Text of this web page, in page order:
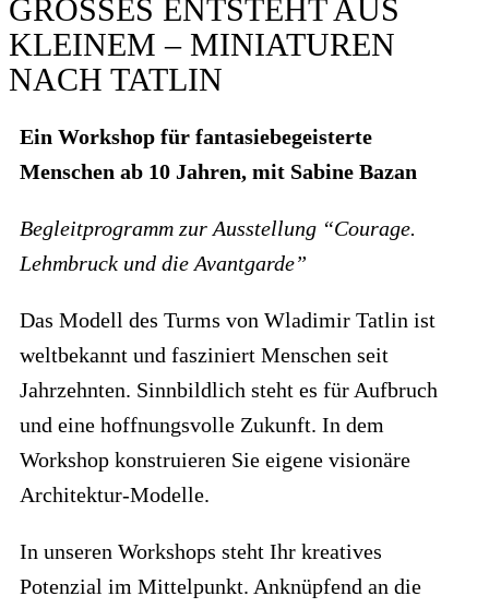
GROSSES ENTSTEHT AUS K
LEINEM – MINIATUREN N
ACH TATLIN
Ein Workshop für fantasiebegeisterte
Menschen ab 10 Jahren, mit Sabine Bazan
Begleitprogramm zur Ausstellung “Courage.
Lehmbruck und die Avantgarde”
Das Modell des Turms von Wladimir Tatlin ist
weltbekannt und fasziniert Menschen seit
Jahrzehnten. Sinnbildlich steht es für Aufbruch
und eine hoffnungsvolle Zukunft. In dem
Workshop konstruieren Sie eigene visionäre
Architektur-Modelle.
In unseren Workshops steht Ihr kreatives
Potenzial im Mittelpunkt. Anknüpfend an die